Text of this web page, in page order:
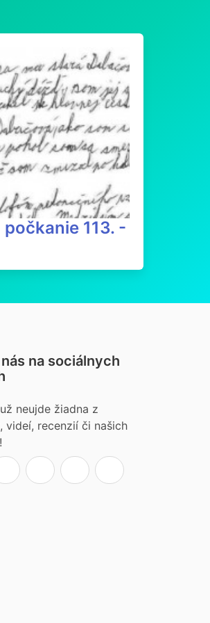
113. -
na sociálnych
neujde žiadna z
videí, recenzií či našich